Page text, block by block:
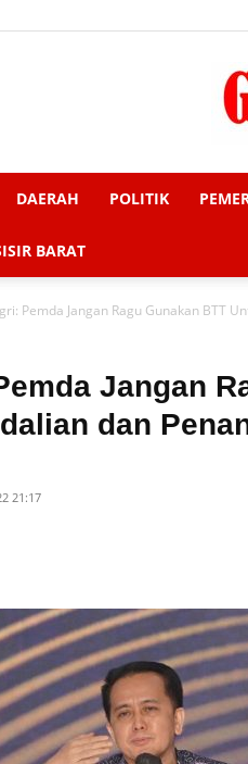
DAERAH POLITIK
BARAT
Pemda Jangan Ragu Gunakan BTT
Jangan
dan
21:17